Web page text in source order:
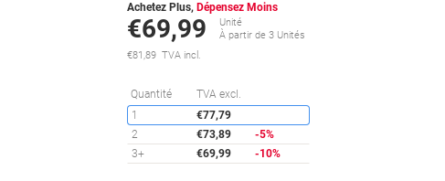
Achetez Plus, Dépensez Moins
€69,99
Unité
À partir de 3 Unités
€81,89 TVA incl.
Quantité TVA excl.
1
€77,79
2
€73,89
-5%
3+
€69,99 -10%